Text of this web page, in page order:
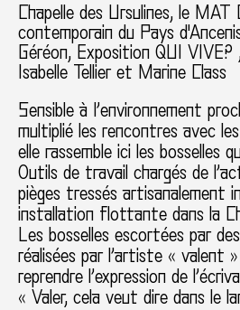
Chapelle des Ursulines, le
contemporain du Pays
Géréon Exposition QUI VIVE?
Isabelle Tellier et Marine Class
Sensible à l’environnement
multiplié les rencontres avec
elle rassemble ici les bosselles
Outils de travail chargés de
pièges tressés artisanalement
installation flottante dans la
Les bosselles escortées par
réalisées par l’artiste « valent
reprendre l’expression de
« Valer, cela veut dire dans le